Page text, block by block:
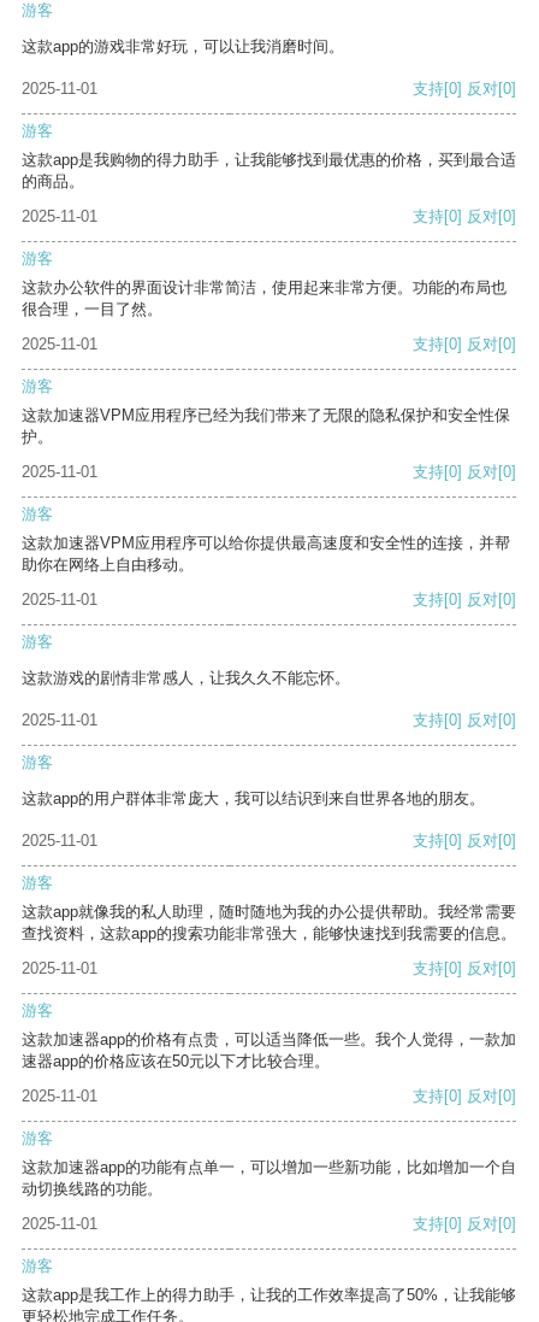
游客
这款app的游戏非常好玩，可以让我消磨时间。
2025-11-01 支持[0] 反对[0]
游客
这款app是我购物的得力助手，让我能够找到最优惠的价格，买到最合适
的商品。
2025-11-01
支持[0] 反对[0]
游客
这款办公软件的界面设计非常简洁，使用起来非常方便。功能的布局也
很合理，一目了然。
2025-11-01
支持[0] 反对[0]
游客
这款加速器VPM应用程序已经为我们带来了无限的隐私保护和安全性保
护。
2025-11-01
支持[0] 反对[0]
游客
这款加速器VPM应用程序可以给你提供最高速度和安全性的连接，并帮
助你在网络上自由移动。
2025-11-01
支持[0] 反对[0]
游客
这款游戏的剧情非常感人，让我久久不能忘怀。
2025-11-01 支持[0] 反对[0]
游客
这款app的用户群体非常庞大，我可以结识到来自世界各地的朋友。
2025-11-01 支持[0] 反对[0]
游客
这款app就像我的私人助理，随时随地为我的办公提供帮助。我经常需要
查找资料，这款app的搜索功能非常强大，能够快速找到我需要的信息。
2025-11-01
支持[0] 反对[0]
游客
这款加速器app的价格有点贵，可以适当降低一些。我个人觉得，一款加
速器app的价格应该在50元以下才比较合理。
2025-11-01
支持[0] 反对[0]
游客
这款加速器app的功能有点单一，可以增加一些新功能，比如增加一个自
动切换线路的功能。
2025-11-01
支持[0] 反对[0]
游客
这款app是我工作上的得力助手，让我的工作效率提高了50%，让我能够
更轻松地完成工作任务。